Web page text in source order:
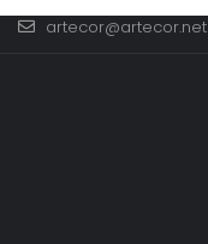
artecor@artecor.net